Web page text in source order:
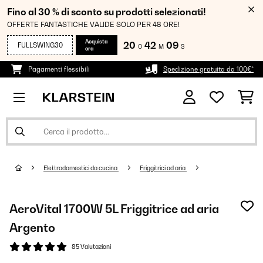
Fino al 30 % di sconto su prodotti selezionati!
OFFERTE FANTASTICHE VALIDE SOLO PER 48 ORE!
FULLSWING30
Acquista
ora
20 O 42 M 08 S
Pagamenti flessibili Spedizione gratuita da 100€*
Elettrodomestici da cucina Friggitrici ad aria
AeroVital 1700W 5L Friggitrice ad aria
Argento
85 Valutazioni